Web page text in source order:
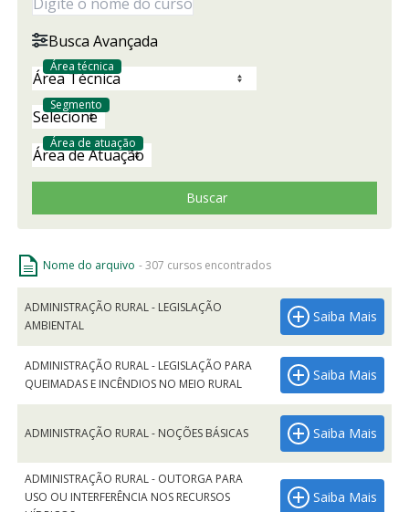
Busca Avançada
Área técnica
Segmento
Área de atuação
Buscar
Nome do arquivo -307 cursos encontrados
ADMINISTRAÇÃO RURAL - LEGISLAÇÃO
AMBIENTAL
Saiba Mais
ADMINISTRAÇÃO RURAL - LEGISLAÇÃO PARA
QUEIMADAS E INCÊNDIOS NO MEIO RURAL
Saiba Mais
ADMINISTRAÇÃO RURAL - NOÇÕES BÁSICAS Saiba Mais
ADMINISTRAÇÃO RURAL - OUTORGA PARA
USO OU INTERFERÊNCIA NOS RECURSOS
Saiba Mais